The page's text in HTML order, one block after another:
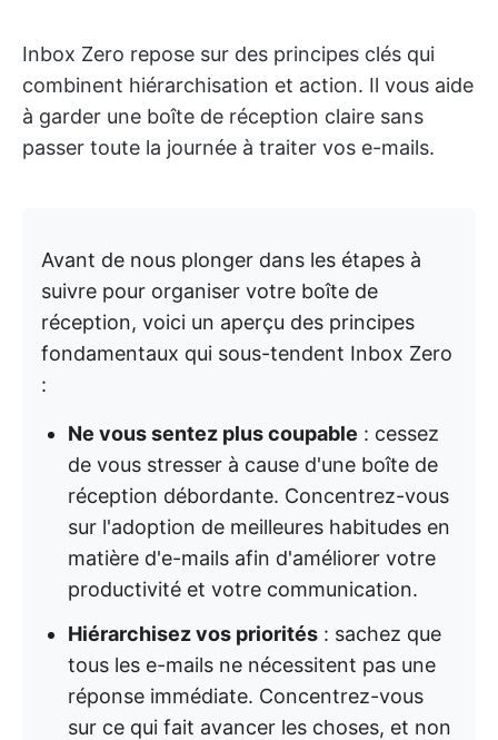
Inbox Zero repose sur des principes clés qui
combinent hiérarchisation et action. Il vous aide
à garder une boîte de réception claire sans
passer toute la journée à traiter vos e-mails.
Avant de nous plonger dans les étapes à
suivre pour organiser votre boîte de
réception, voici un aperçu des principes
fondamentaux qui sous-tendent Inbox Zero
:
Ne vous sentez plus coupable : cessez
de vous stresser à cause d'une boîte de
réception débordante. Concentrez-vous
sur l'adoption de meilleures habitudes en
matière d'e-mails afin d'améliorer votre
productivité et votre communication.
Hiérarchisez vos priorités : sachez que
tous les e-mails ne nécessitent pas une
réponse immédiate. Concentrez-vous
sur ce qui fait avancer les choses, et non